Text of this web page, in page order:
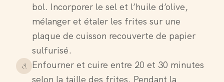
bol. Incorporer le sel et l’huile d’olive,
mélanger et étaler les frites sur une
plaque de cuisson recouverte de papier
sulfurisé.
8.
Enfourner et cuire entre 20 et 30 minutes
selon la taille des frites. Pendant la